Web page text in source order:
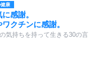
康
感謝。
ワクチンに感謝。
気持ちを持って生きる30の言